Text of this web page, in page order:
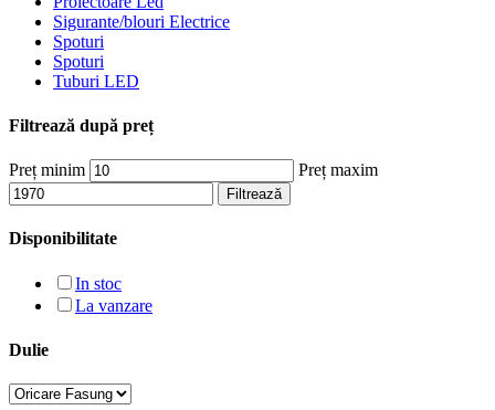
Sigurante/blouri Electrice
Spoturi
Spoturi
Tuburi LED
Filtrează după preț
Preț minim Preț maxim
Filtrează
Disponibilitate
In stoc
La vanzare
Dulie